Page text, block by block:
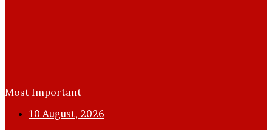
Most Important
10 August, 2026